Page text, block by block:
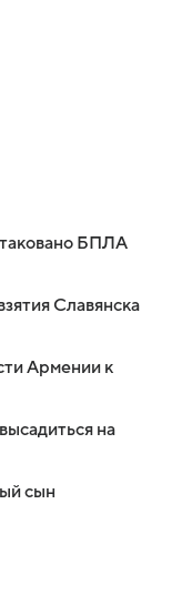
БПЛА
Славянска
Армении к
на
сын